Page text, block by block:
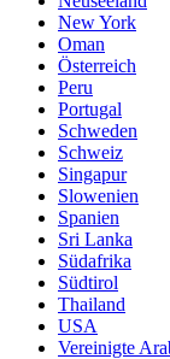
New York
Oman
Österreich
Peru
Portugal
Schweden
Schweiz
Singapur
Slowenien
Spanien
Sri Lanka
Südafrika
Südtirol
Thailand
USA
Vereinigte